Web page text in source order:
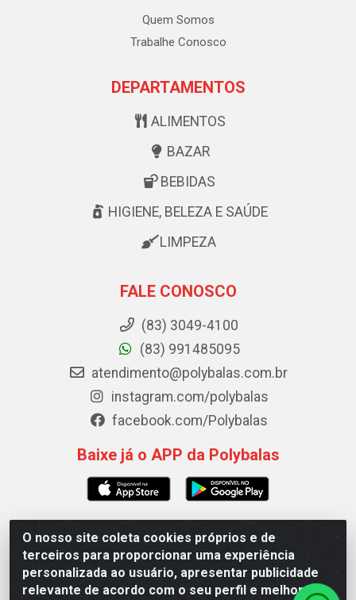
O nosso site coleta cookies próprios e de
terceiros para proporcionar uma experiência
personalizada ao usuário, apresentar publicidade
relevante de acordo com o seu perfil e melhorar a
Quem Somos
Trabalhe Conosco
DEPARTAMENTOS
ALIMENTOS
BAZAR
BEBIDAS
HIGIENE, BELEZA E SAÚDE
LIMPEZA
FALE CONOSCO
(83) 3049-4100
(83) 991485095
atendimento@polybalas.com.br
instagram.com/polybalas
facebook.com/Polybalas
Baixe já o APP da Polybalas
Polybalas - Rua João Miguel de Souza, 173 Galpão B -
Ernesto Geisel, João Pessoa/PB - CEP 58.075-075 - CNPJ
00.909.327/0002-61